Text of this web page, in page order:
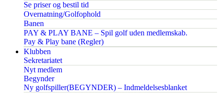
Se priser og bestil tid
Overnatning/Golfophold
Banen
PAY & PLAY BANE – Spil golf uden medlemskab.
Pay & Play bane (Regler)
Klubben
Sekretariatet
Nyt medlem
Begynder
Ny golfspiller(BEGYNDER) – Indmeldelsesblanket